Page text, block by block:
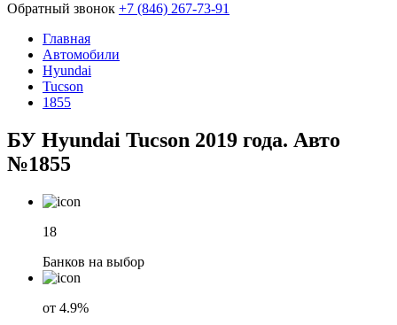
Обратный звонок +7 (846) 267-73-91
Главная
Автомобили
Hyundai
Tucson
1855
БУ Hyundai Tucson 2019 года. Авто
№1855
18
Банков на выбор
от 4.9%